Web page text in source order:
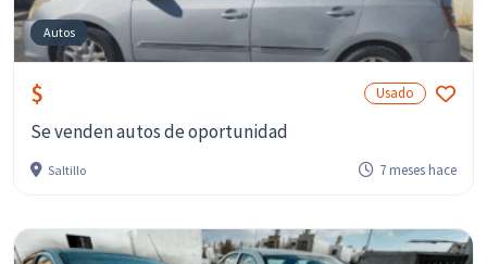
Autos
$ Usado
Se venden autos de oportunidad
Saltillo 7 meses hace